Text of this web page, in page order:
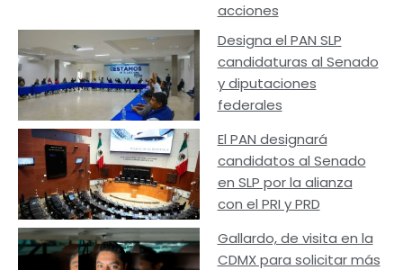
acciones
Designa el PAN SLP
candidaturas al Senado
y diputaciones
federales
El PAN designará
candidatos al Senado
en SLP por la alianza
con el PRI y PRD
Gallardo, de visita en la
CDMX para solicitar más